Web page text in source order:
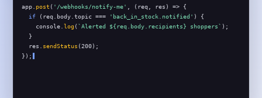
app. post ( '/webhooks/notify-me'
, (req, res) => {
if (req.body.topic === 'back_in_stock.notified' ) {
    console.
log ( `Alerted ${req.body.recipients} shoppers` );
  }
  res.
sendStatus (200);
});